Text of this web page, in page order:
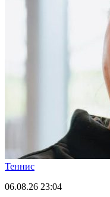
Теннис
06.08.26 23:04